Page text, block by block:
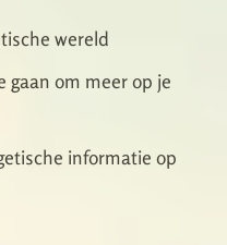
wereld
gaan om meer op je
informatie op